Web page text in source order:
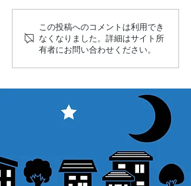
【星宴2026】ポスター完
成＆開催概要★
この投稿へのコメントは利用でき
なくなりました。詳細はサイト所
有者にお問い合わせください。